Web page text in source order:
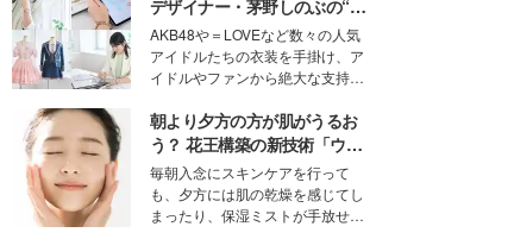
デザイナー・茅野しのぶの“可
愛い”を作る美学＜「シチズン
クロスシー」インタビュー＞
AKB48や＝LOVEなど数々の人気
アイドルたちの衣装を手掛け、ア
イドルやファンから絶大な支持を
取締役兼クリエイティブディレク
ター・茅野しのぶ。一人ひとりの
個性に寄り添い、魅力を引き出す
衣装作りは、多くの女性たちに勇
気と自信を与え続けている。
朝より夕方の方が肌がうるお
う？ 花王構築の新技術「ウォ
ーターキャプチャリングスキ
ン（捕水肌）」がスキンケア
の常識を変える予感
毎朝入念にスキンケアを行って
も、夕方には肌の乾燥を感じてし
まったり、保湿ミストが手放せな